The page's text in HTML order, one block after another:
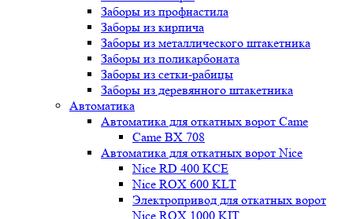
Заборы из профнастила
Заборы из кирпича
Заборы из металлического штакетника
Заборы из поликарбоната
Заборы из сетки-рабицы
Заборы из деревянного штакетника
Автоматика
Автоматика для откатных ворот Came
Came BX 708
Автоматика для откатных ворот Nice
Nice RD 400 KCE
Nice ROX 600 KLT
Электропривод для откатных ворот
Nice ROX 1000 KIT